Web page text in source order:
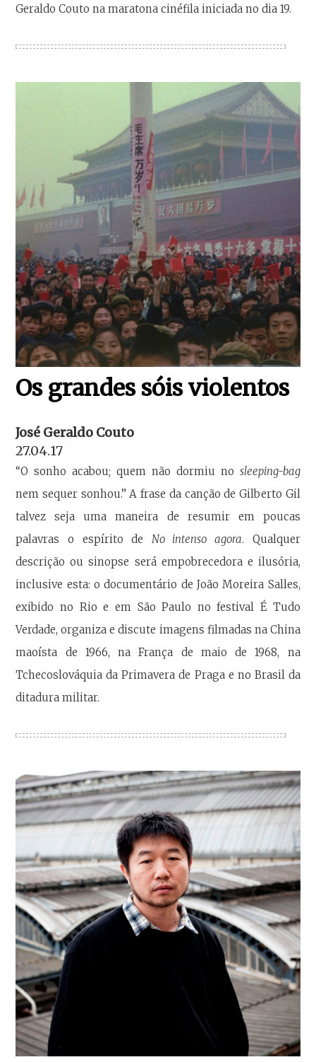
Geraldo Couto na maratona cinéfila iniciada no dia 19.
Os grandes sóis violentos
José Geraldo Couto
27.04.17
“O sonho acabou; quem não dormiu no sleeping-bag
nem sequer sonhou.” A frase da canção de Gilberto Gil
talvez seja uma maneira de resumir em poucas
palavras o espírito de No intenso agora. Qualquer
descrição ou sinopse será empobrecedora e ilusória,
inclusive esta: o documentário de João Moreira Salles,
exibido no Rio e em São Paulo no festival É Tudo
Verdade, organiza e discute imagens filmadas na China
maoísta de 1966, na França de maio de 1968, na
Tchecoslováquia da Primavera de Praga e no Brasil da
ditadura militar.